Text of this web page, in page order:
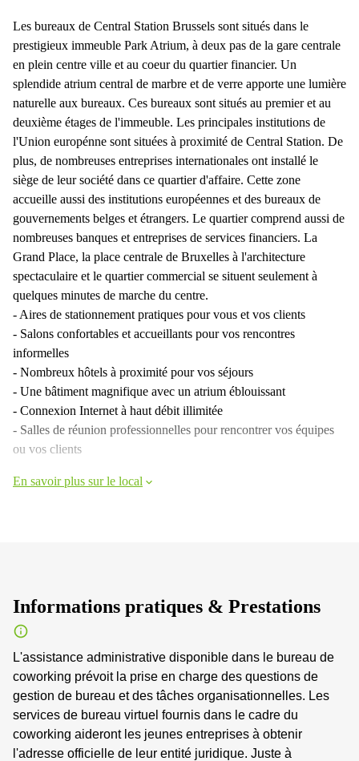
Les bureaux de Central Station Brussels sont situés dans le
prestigieux immeuble Park Atrium, à deux pas de la gare centrale
en plein centre ville et au coeur du quartier financier. Un
splendide atrium central de marbre et de verre apporte une lumière
naturelle aux bureaux. Ces bureaux sont situés au premier et au
deuxième étages de l'immeuble. Les principales institutions de
l'Union europénne sont situées à proximité de Central Station. De
plus, de nombreuses entreprises internationales ont installé le
siège de leur société dans ce quartier d'affaire. Cette zone
accueille aussi des institutions européennes et des bureaux de
gouvernements belges et étrangers. Le quartier comprend aussi de
nombreuses banques et entreprises de services financiers. La
Grand Place, la place centrale de Bruxelles à l'architecture
spectaculaire et le quartier commercial se situent seulement à
quelques minutes de marche du centre.
- Aires de stationnement pratiques pour vous et vos clients
- Salons confortables et accueillants pour vos rencontres
informelles
- Nombreux hôtels à proximité pour vos séjours
- Une bâtiment magnifique avec un atrium éblouissant
- Connexion Internet à haut débit illimitée
- Salles de réunion professionnelles pour rencontrer vos équipes
ou vos clients
En savoir plus sur le local
Informations pratiques & Prestations
L'assistance administrative disponible dans le bureau de
coworking prévoit la prise en charge des questions de
gestion de bureau et des tâches organisationnelles. Les
services de bureau virtuel fournis dans le cadre du
coworking aideront les jeunes entreprises à obtenir
l'adresse officielle de leur entité juridique. Juste à